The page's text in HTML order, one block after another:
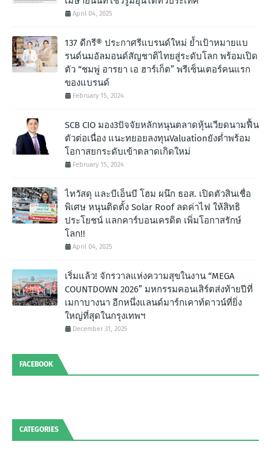
April 04, 2025
137 ดีกรี® ประกาศรีแบรนด์ใหม่ ย้ำเป้าหมายแบ
รนด์นมอัลมอนด์สัญชาติไทยสู่ระดับโลก พร้อมเปิด
ตัว “ชมพู่ อารยา เอ ฮาร์เก็ต” พรีเซ็นเตอร์คนแรก
ของแบรนด์
February 15, 2024
SCB CIO มอง3ปัจจัยหลักหนุนตลาดหุ้นเวียดนามฟื้น
ตัวต่อเนื่อง แนะทยอยลงทุนValuationยังต่ำพร้อม
โอกาสยกระดับเข้าตลาดเกิดใหม่
February 15, 2024
ไทวัสดุ และบีเอ็นบี โฮม ผนึก ธอส. เปิดตัวสินเชื่อ
พิเศษ หนุนติดตั้ง Solar Roof ลดค่าไฟ ให้สิทธิ
ประโยชน์ แลกคาร์บอนเครดิต เพิ่มโอกาสรักษ์
โลก!!
April 04, 2025
เริ่มแล้ว! จักรวาลแห่งความสุขในงาน “MEGA
COUNTDOWN 2026” มหกรรมคอนเสิร์ตส่งท้ายปีที่
เมกาบางนา อีกหนึ่งแลนด์มาร์กเคาท์ดาวน์ที่ยิ่ง
ใหญ่ที่สุดในกรุงเทพฯ
December 31, 2025
FACEBOOK
CATEGORIES